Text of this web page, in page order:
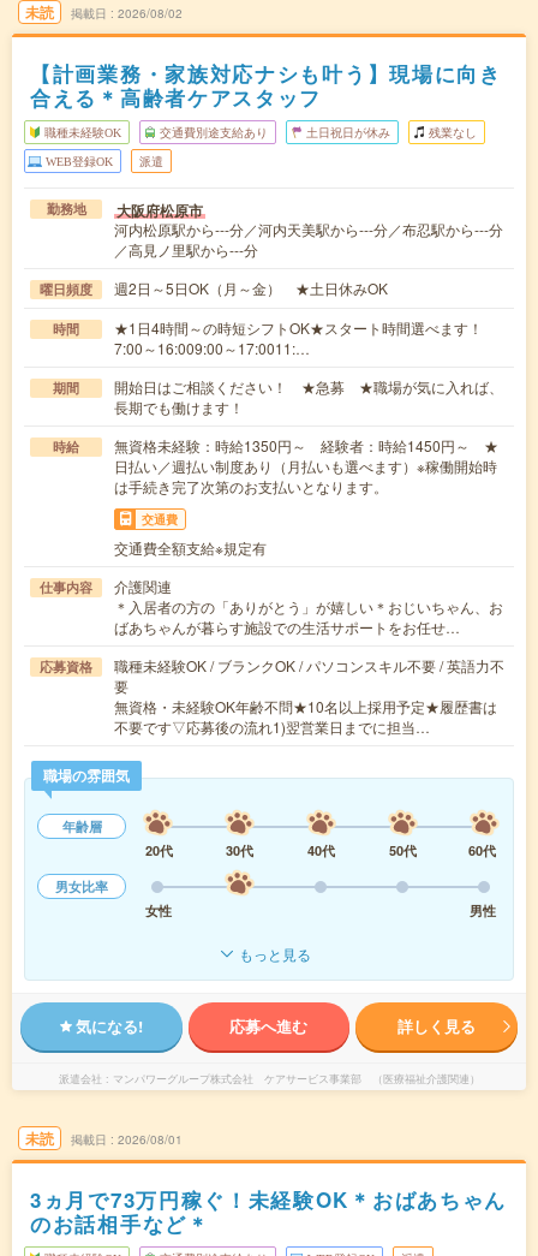
未読 掲載日 2026/08/02
【計画業務・家族対応ナシも叶う】現場に向き
合える＊高齢者ケアスタッフ
職種未経験OK 交通費別途支給あり 土日祝日が休み 残業なし
WEB登録OK 派遣
勤務地 大阪府松原市
河内松原駅から---分／河内天美駅から---分／布忍駅から---分
／高見ノ里駅から---分
曜日頻度 週2日～5日OK（月～金） ★土日休みOK
時間
★1日4時間～の時短シフトOK★スタート時間選べます！
7:00～16:009:00～17:0011:…
期間
開始日はご相談ください！ ★急募 ★職場が気に入れば、
長期でも働けます！
時給
無資格未経験：時給1350円～ 経験者：時給1450円～ ★
日払い／週払い制度あり（月払いも選べます）※稼働開始時
は手続き完了次第のお支払いとなります。
交通費
交通費全額支給※規定有
仕事内容
介護関連
＊入居者の方の「ありがとう」が嬉しい＊おじいちゃん、お
ばあちゃんが暮らす施設での生活サポートをお任せ…
応募資格
職種未経験OK / ブランクOK / パソコンスキル不要 / 英語力不
要
無資格・未経験OK年齢不問★10名以上採用予定★履歴書は
不要です▽応募後の流れ1)翌営業日までに担当…
職場の雰囲気
年齢層
20代
30代 40代 50代
60代
男女比率
女性
男性
もっと見る
気になる! 応募へ進む 詳しく見る
派遣会社 マンパワーグループ株式会社 ケアサービス事業部 （医療福祉介護関連）
未読 掲載日 2026/08/01
3ヵ月で73万円稼ぐ！未経験OK＊おばあちゃん
のお話相手など＊